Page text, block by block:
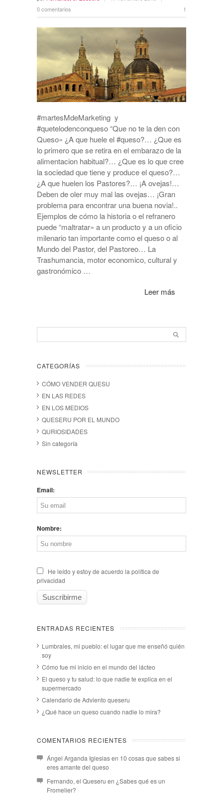
0 comentarios
1
#martesMdeMarketing y
#quetelodenconqueso “Que no te la den con
Queso» ¿A que huele el #queso?… ¿Que es
lo primero que se retira en el embarazo de la
alimentacion habitual?… ¿Que es lo que cree
la sociedad que tiene y produce el queso?…
¿A que huelen los Pastores?… ¡A ovejas!…
Deben de oler muy mal las ovejas… ¡Gran
problema para encontrar una buena novia!..
Ejemplos de cómo la historia o el refranero
puede “maltratar» a un producto y a un oficio
milenario tan importante como el queso o al
Mundo del Pastor, del Pastoreo… La
Trashumancia, motor economico, cultural y
gastronómico …
Leer más
CATEGORÍAS
CÓMO VENDER QUESU
EN LAS REDES
EN LOS MEDIOS
QUESERU POR EL MUNDO
QURIOSIDADES
Sin categoría
NEWSLETTER
Email:
Nombre:
He leído y estoy de acuerdo la política de
privacidad
ENTRADAS RECIENTES
Lumbrales, mi pueblo: el lugar que me enseñó quién
soy
Cómo fue mi inicio en el mundo del lácteo
El queso y tu salud: lo que nadie te explica en el
supermercado
Calendario de Adviento queseru
¿Qué hace un queso cuando nadie lo mira?
COMENTARIOS RECIENTES
Ángel Arganda Iglesiasen 10 cosas que sabes si
eres amante del queso
Fernando, el Queseru en ¿Sabes qué es un
Fromelier?